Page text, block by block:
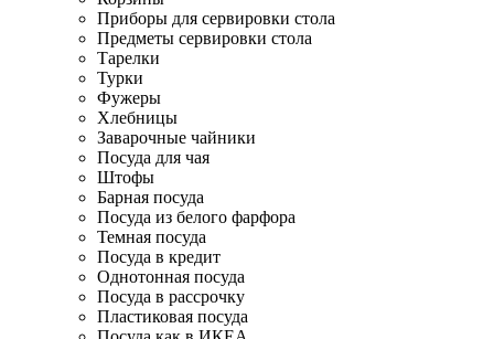
Приборы для сервировки стола
Предметы сервировки стола
Тарелки
Турки
Фужеры
Хлебницы
Заварочные чайники
Посуда для чая
Штофы
Барная посуда
Посуда из белого фарфора
Темная посуда
Посуда в кредит
Однотонная посуда
Посуда в рассрочку
Пластиковая посуда